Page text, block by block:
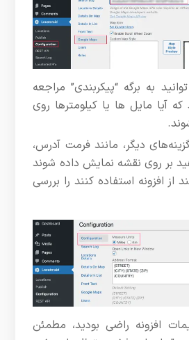
به برگه “پیکربندی” مراجعه
آیا مایل ها یا کیلومترها روی
دیگر، مانند فرمت آدرس،
بر روی نقشه نمایش داده شوند
از افزونه استفاده کنند را بررسی
افزونه راضی بودید، مطمئن